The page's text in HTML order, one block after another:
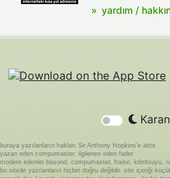
yardım /
buraya yazılanların hakları Sir Anthony Hopkins'e aittir.
yazan eden compumaster, ilgilenen eden fader
modere edenler basond, compumaster, fraise, kibritsuyu,
bu sitede yazılanların hiçbiri doğru değildir. site içeriği